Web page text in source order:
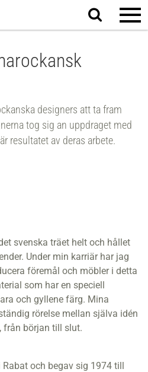
Sök
på
designers att ta fram
tog sig an uppdraget med
resultatet av deras arbete.
svenska träet helt och hållet
Under min karriär har jag
föremål och möbler i detta
som har en speciell
och gyllene färg. Mina
rörelse mellan själva idén
från början till slut.
och begav sig 1974 till